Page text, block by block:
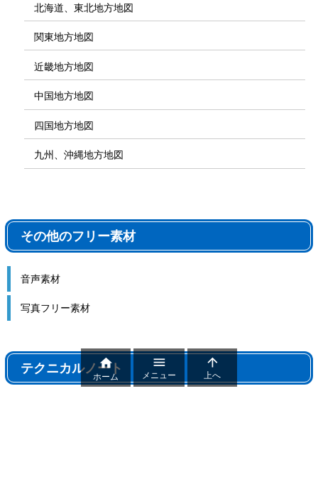
北海道、東北地方地図
関東地方地図
近畿地方地図
中国地方地図
四国地方地図
九州、沖縄地方地図
その他のフリー素材
音声素材
写真フリー素材
テクニカルノート

ホーム

メニュー

上へ